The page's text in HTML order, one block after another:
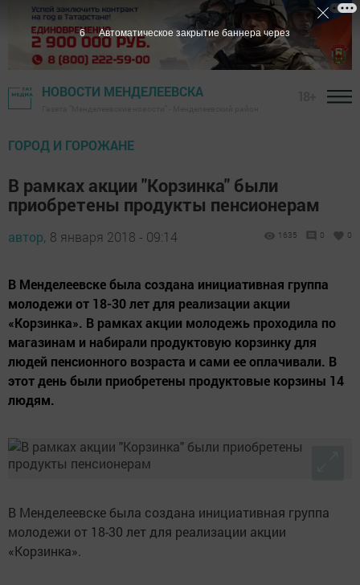
НОВОСТИ МЕНДЕЛЕЕВСКА
ГОРОД И ГОРОЖАНЕ
В рамках акции "Корзинка" были
приобретены продукты пенсионерам
автор, 8 января 2018 - 09:14 1635 0 0
В Менделеевске была создана инициативная группа
молодежи от 18-30 лет для реализации акции
«Корзинка». В рамках акции молодежь проходила по
магазинам и набирали продуктовую корзинку для
людей пенсионного возраста и сами ее оплачивали. В
этот день были приобретены продуктовые корзины 14
людям.
В Менделеевске была создана инициативная группа
молодежи от 18-30 лет для реализации акции
«Корзинка».
6 Автоматическое закрытие баннера через